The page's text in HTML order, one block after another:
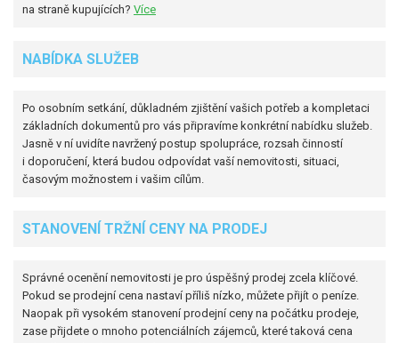
na straně kupujících? Více
NABÍDKA SLUŽEB
Po osobním setkání, důkladném zjištění vašich potřeb a kompletaci
základních dokumentů pro vás připravíme konkrétní nabídku služeb.
Jasně v ní uvidíte navržený postup spolupráce, rozsah činností
i doporučení, která budou odpovídat vaší nemovitosti, situaci,
časovým možnostem i vašim cílům.
STANOVENÍ TRŽNÍ CENY NA PRODEJ
Správné ocenění nemovitosti je pro úspěšný prodej zcela klíčové.
Pokud se prodejní cena nastaví příliš nízko, můžete přijít o peníze.
Naopak při vysokém stanovení prodejní ceny na počátku prodeje,
zase přijdete o mnoho potenciálních zájemců, které taková cena